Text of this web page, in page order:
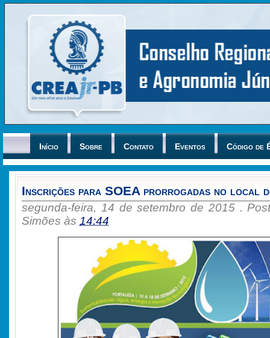
Início Sobre Contato Eventos Código de
Inscrições para SOEA prorrogadas no local
segunda-feira, 14 de setembro de 2015 .
Simões às 14:44